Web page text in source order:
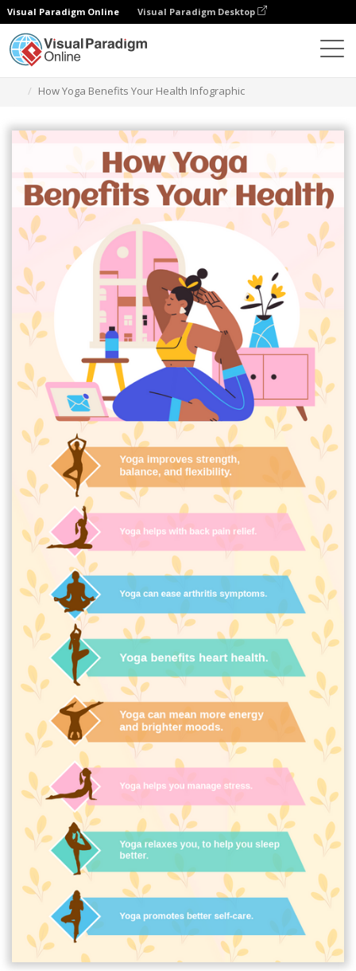
Visual Paradigm Online Visual Paradigm Desktop
How Yoga Benefits Your Health Infographic